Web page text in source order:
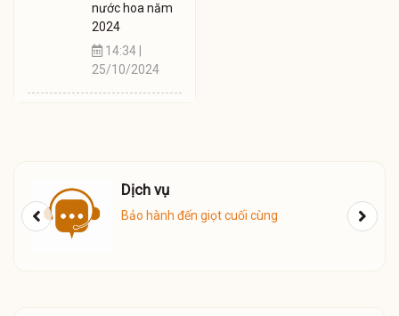
nước hoa năm
2024
14:34 |
25/10/2024
giọt cuối cùng Giao hàng COD toàn